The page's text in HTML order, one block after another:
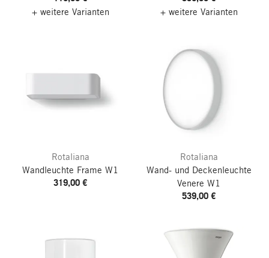
+ weitere Varianten + weitere Varianten
Rotaliana
Wandleuchte Frame W1
319,00 €
Rotaliana
Wand- und Deckenleuchte
Venere W1
539,00 €